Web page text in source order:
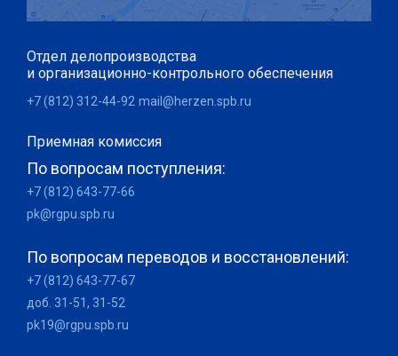
Отдел делопроизводства
и организационно-контрольного обеспечения
+7 (812) 312-44-92 mail@herzen.spb.ru
Приемная комиссия
По вопросам поступления:
+7 (812) 643-77-66
pk@rgpu.spb.ru
По вопросам переводов и восстановлений:
+7 (812) 643-77-67
доб. 31-51, 31-52
pk19@rgpu.spb.ru